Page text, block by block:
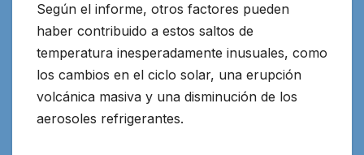
Según el informe, otros factores pueden
haber contribuido a estos saltos de
temperatura inesperadamente inusuales, como
los cambios en el ciclo solar, una erupción
volcánica masiva y una disminución de los
aerosoles refrigerantes.